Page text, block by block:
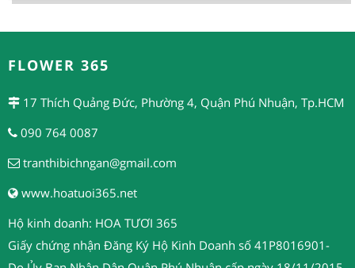
FLOWER 365
17 Thích Quảng Đức, Phường 4, Quận Phú Nhuận, Tp.HCM
090 764 0087
tranthibichngan@gmail.com
www.hoatuoi365.net
Hộ kinh doanh: HOA TƯƠI 365
Giấy chứng nhận Đăng Ký Hộ Kinh Doanh số 41P8016901-